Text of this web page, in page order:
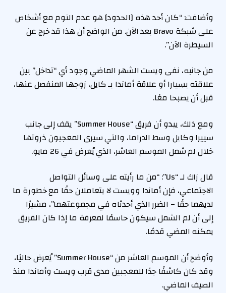
وأضافت: “كان أحد هذه [الحدود] هو عدم النوم مع أشخاص
على شبكة Bravo بعد الآن. من الواضح أن هذا قد خرج عن
السيطرة الآن”.
من جانبه، نفى ويست الشهر الماضي وجود أي “تداخل” بين
علاقته بسِيارا أو علاقة أماندا بـ كايل، زوجها المنفصل عنها،
قبل أن يصبحا معًا.
ومع ذلك، يبدو أن فريق “Summer House” يقف إلى جانب
سييرا وكايل وسط الدراما، والتي سيرى المعجبون ذروتها
خلال لم شمل الموسم العاشر، الذي يُعرض في 26 مايو.
قال زاك لـ “Us”: “من ما رأيته على وسائل التواصل
الاجتماعي، فإن أماندا وويست لا يتعاملان حقًا مع خطورة ما
لديهما حقًا – الضرر الذي أحدثاه في مجموعتهما”، مشيرًا
إلى أن لم الشمل سيكون حاسمًا لمعرفة ما إذا كان الفريق
يمكنه المضي قدمًا.
وأوضح أن الموسم العاشر من “Summer House” يُعرض حاليًا،
وقد كان كاشفًا جدًا للمعجبين مدى قرب ويست وأماندا منذ
الصيف الماضي.